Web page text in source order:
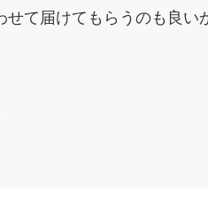
て届けてもらうのも良い